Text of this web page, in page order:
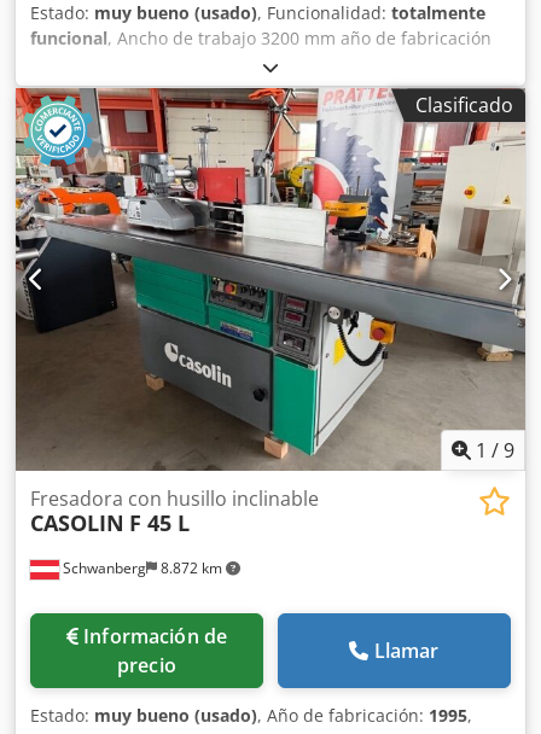
Estado: muy bueno (usado), Funcionalidad: totalmente
funcional, Ancho de trabajo 3200 mm año de fabricación
1992 potencia del motor 7 kW ajuste del tiempo de
prensado apertura automática Dodpfxsypg Rmj Aqlock
interruptor de seguridad - tirador de emergenciaClasificado
1 /9
Schwanberg 8.872 km
Fresadora con husillo inclinable
CASOLIN F 45 L
Información de
precio
Llamar
Estado: muy bueno (usado), Año de fabricación: 1995,